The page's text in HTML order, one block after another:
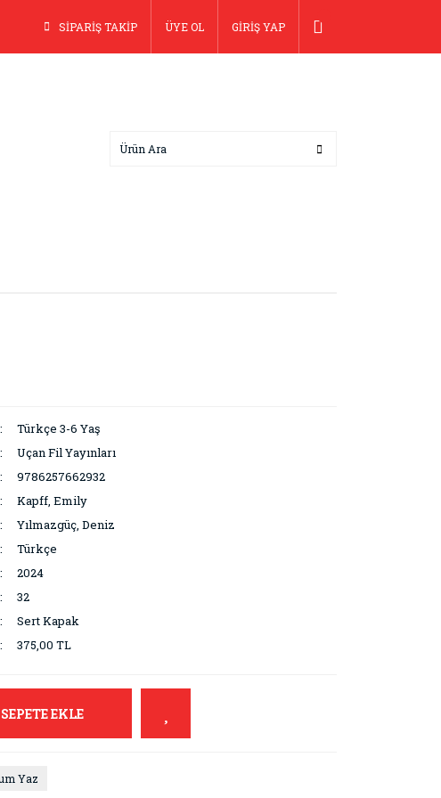
SİPARİŞ TAKİP ÜYE OL GİRİŞ YAP
Türkçe 3-6 Yaş
Uçan Fil Yayınları
9786257662932
Kapff, Emily
Yılmazgüç, Deniz
Türkçe
2024
32
Sert Kapak
375,00 TL
SEPETE EKLE
Yaz